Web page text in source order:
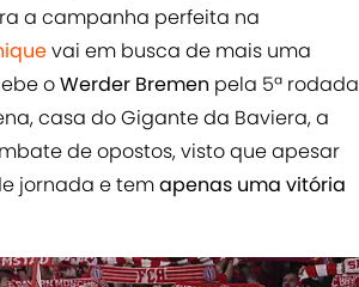
a campanha perfeita na
vai em busca de mais uma
oWerder Bremen pela 5ª rodada
casa do Gigante da Baviera, a
de opostos, visto que apesar
jornada e temapenas uma vitória